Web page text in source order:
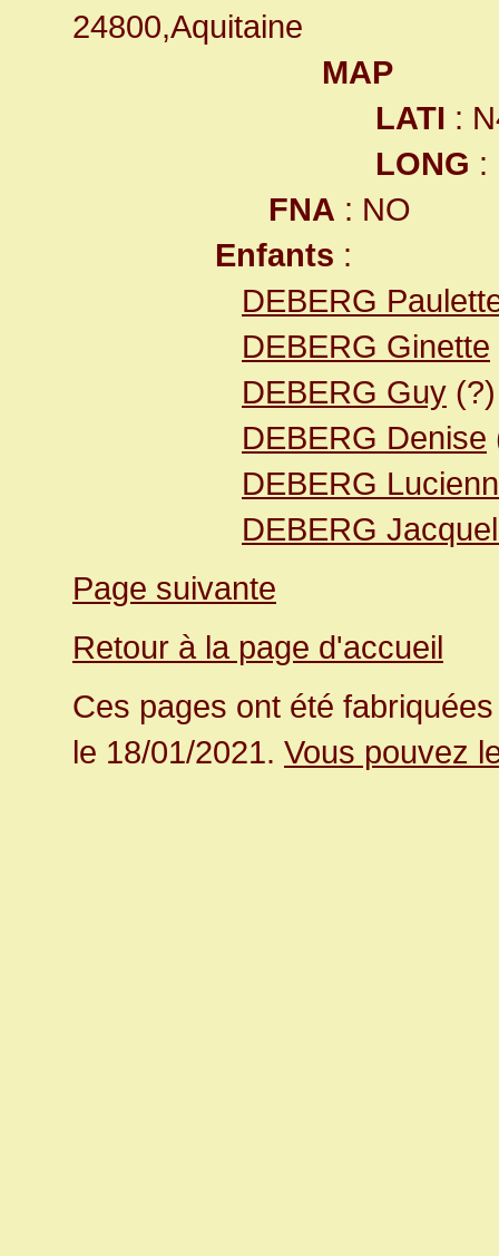
24800,Aquitaine
MAP
LATI :
LONG :
FNA : NO
Enfants :
DEBERG
DEBERG Ginette
DEBERG Guy (?)
DEBERG Denise
DEBERG
DEBERG
Page suivante
Retour à la page d'accueil
Ces pages ont été
le 18/01/2021. Vous pouvez